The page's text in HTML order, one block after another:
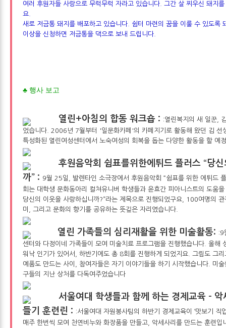
여러 후원자들 사랑으로 무럭무럭 자라고 있습니다. 그간 살 찌우신 돼지
요.
새로 저금통 돼지를 배포하고 있습니다. 쉼터 마련의 꿈을 이룰 수 있도록
이상을 신청하면 저금통을 댁으로 보내 드립니다.
♣ 행사 보고
열린+아침의 합동 워크숍 : :열린복지의 새 일꾼,
었습니다. 2006년 7월부터 '일문화카페'의 카페지기로 활동해 왔던 김 선
특성화된 열린여성센터에서 노숙여성의 회복을 돕는 다양한 활동을 할 예
후원음악회 쉼표를위한에튀드 플러스 “당
까” : 9월 25일, 발렌타인 소극장에서 후원음악회 “쉼표를 위한 에튀드
회는 대학생 문화동아리 컬쳐유니버 학생들과 윤효간 피아니스트의 도움
당신의 이웃을 사랑하십니까?”라는 제목으로 진행되었구요, 100여명의
미, 그리고 문화의 향기를 공유하는 뜻깊은 자리였습니다.
열린 가족들의 심리재활을 위한 미술활동: :9
센터와 다정이네 가족들이 모여 미술치료 프로그램을 진행했습니다. 올해
워낙 인기가 있어서, 하반기에도 총 8회를 진행하게 되었지요. 그림도 그
예품도 만드는 사이, 참여자들은 자기 이야기들을 하기 시작했습니다. 미
구들의 지난 상처를 다독여주었습니다
서울여대 학생들과 함께 하는 경제교육 -
들기 훈련린 : :서울여대 자원봉사팀의 하반기 경제교육이 ‘맛보기 직
매주 한번씩 모여 천연비누와 화장품을 만들고, 악세사리를 만드는 훈련입